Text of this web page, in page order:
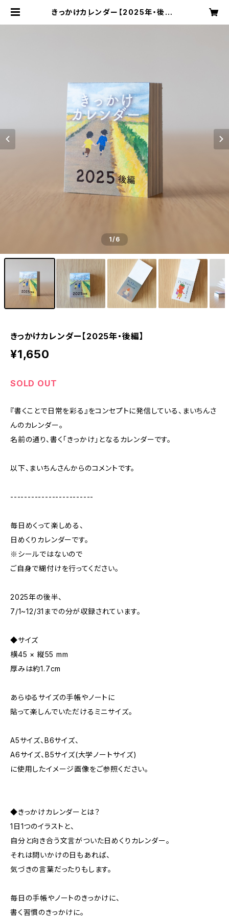
きっかけカレンダー【2025年・後編】
1/6
きっかけカレンダー【2025年・後編】
¥1,650
SOLD OUT
『書くことで日常を彩る』をコンセプトに発信している、まいちんさ
んのカレンダー。
名前の通り、書く「きっかけ」となるカレンダーです。
以下、まいちんさんからのコメントです。
------------------------
毎日めくって楽しめる、
日めくりカレンダーです。
※シールではないので
ご自身で糊付けを行ってください。
2025年の後半、
7/1~12/31までの分が収録されています。
◆サイズ
横45 × 縦55 mm
厚みは約1.7cm
あらゆるサイズの手帳やノートに
貼って楽しんでいただけるミニサイズ。
A5サイズ、B6サイズ、
A6サイズ、B5サイズ(大学ノートサイズ)
に使用したイメージ画像をご参照ください。
◆きっかけカレンダーとは？
1日1つのイラストと、
自分と向き合う文言がついた日めくりカレンダー。
それは問いかけの日もあれば、
気づきの言葉だったりもします。
毎日の手帳やノートのきっかけに、
書く習慣のきっかけに。